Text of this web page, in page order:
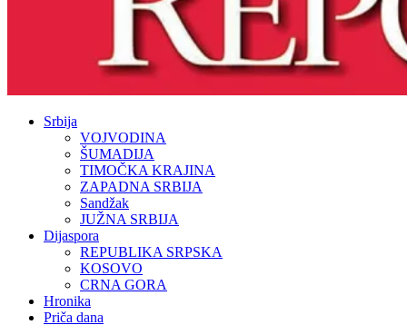
Srbija
VOJVODINA
ŠUMADIJA
TIMOČKA KRAJINA
ZAPADNA SRBIJA
Sandžak
JUŽNA SRBIJA
Dijaspora
REPUBLIKA SRPSKA
KOSOVO
CRNA GORA
Hronika
Priča dana